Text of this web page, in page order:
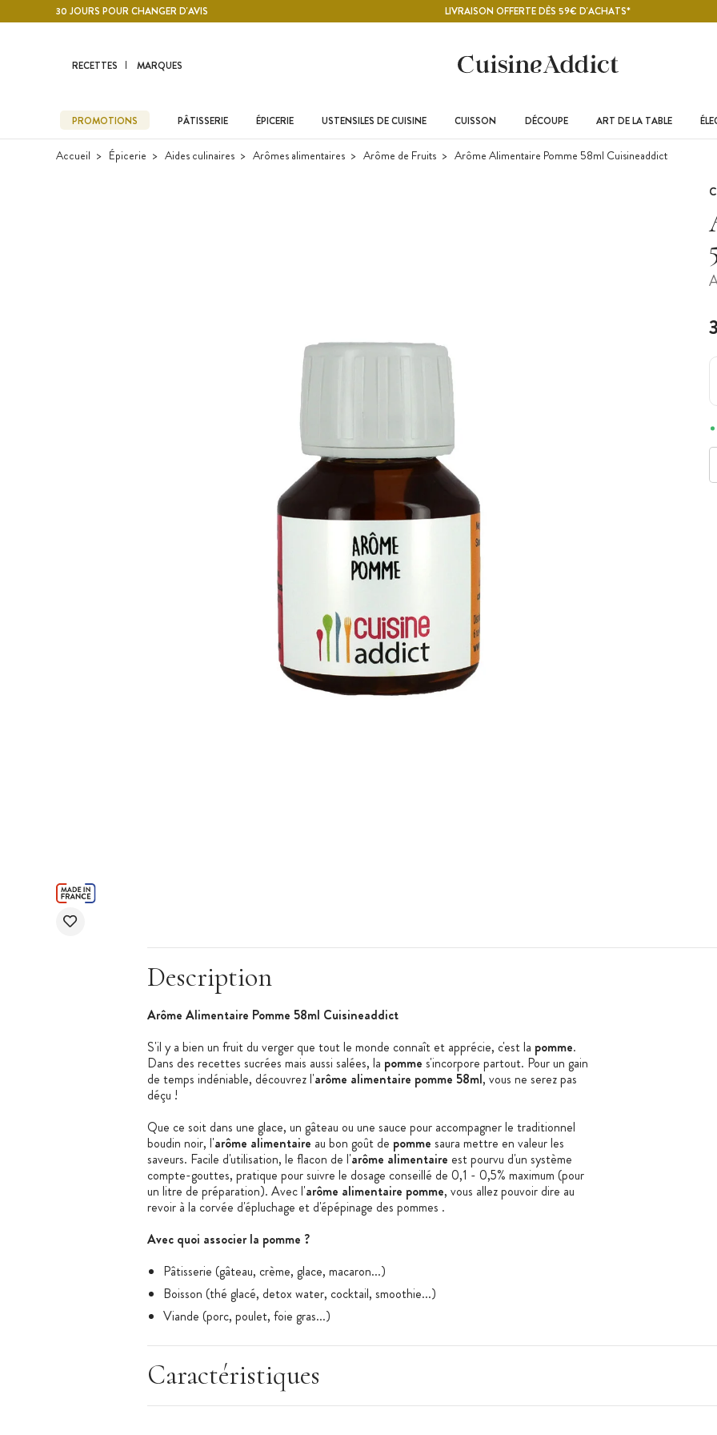
Contenu principal30 JOURS POUR CHANGER D'AVIS LIVRAISON OFFERTE DÈS 59€ D'ACHATS*
RECETTES MARQUES
PROMOTIONS PÂTISSERIE ÉPICERIE USTENSILES DE CUISINE CUISSON DÉCOUPE ART DE LA TABLE
Accueil Épicerie Aides culinaires Arômes alimentaires Arôme de Fruits Arôme Alimentaire Pomme 58ml Cuisineaddict
Description
Arôme Alimentaire Pomme 58ml Cuisineaddict
S'il y a bien un fruit du verger que tout le monde connaît et apprécie, c'est la pomme.
Dans des recettes sucrées mais aussi salées, la pomme s'incorpore partout. Pour un gain
de temps indéniable, découvrez l'arôme alimentaire pomme 58ml, vous ne serez pas
déçu !
Que ce soit dans une glace, un gâteau ou une sauce pour accompagner le traditionnel
boudin noir, l'arôme alimentaire au bon goût de pomme saura mettre en valeur les
saveurs. Facile d'utilisation, le flacon de l'arôme alimentaire est pourvu d'un système
compte-gouttes, pratique pour suivre le dosage conseillé de 0,1 - 0,5% maximum (pour
un litre de préparation). Avec l'arôme alimentaire pomme, vous allez pouvoir dire au
revoir à la corvée d'épluchage et d'épépinage des pommes .
Avec quoi associer la pomme ?
Pâtisserie (gâteau, crème, glace, macaron...)
Boisson (thé glacé, detox water, cocktail, smoothie...)
Viande (porc, poulet, foie gras...)
Poisson (cabillaud, lotte, saumon...)
Caractéristiques